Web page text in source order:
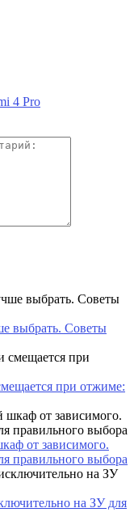
4 Pro
выбрать. Советы
при отжиме:
от зависимого.
правильного выбора
на ЗУ для